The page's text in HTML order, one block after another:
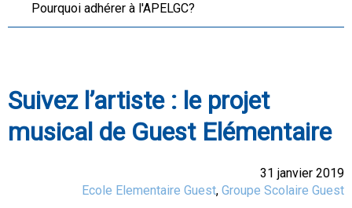
Pourquoi adhérer à l'APELGC?
Suivez l’artiste : le projet
musical de Guest Elémentaire
31 janvier 2019
Ecole Elementaire Guest, Groupe Scolaire Guest